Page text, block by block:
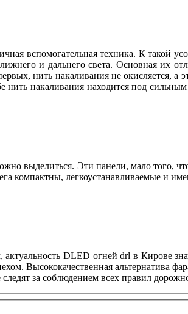
вспомогательная техника. К такой
и дальнего света. Основная их
нить накаливания не окисляется, а
накаливания находится под сильным
выделиться. Эти панели, мало того,
компактны, легкоустанавливаемые и
DLED огней drl в Кирове
Высококачественная альтернатива
за соблюдением всех правил